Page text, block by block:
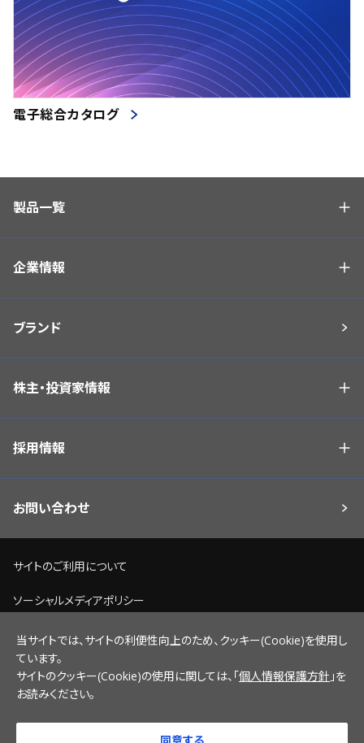
電子総合カタログ
製品一覧
企業情報
ブランド
株主・投資家情報
採用情報
お問い合わせ
サイトのご利用について
ソーシャルメディアポリシー
個人情報保護方針
脆弱性情報開示ポリシー
サイトマップ
当サイトでは、サイトの利便性向上のため、クッキー(Cookie)を使用し
ています。
サイトのクッキー(Cookie)の使用に関しては、「個人情報保護方針 」を
お読みください。